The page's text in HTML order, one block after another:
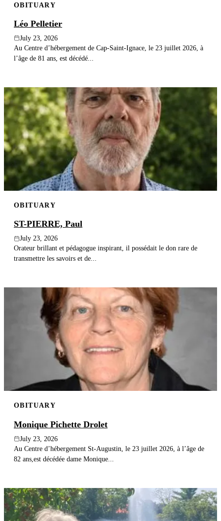
OBITUARY
Léo Pelletier
July 23, 2026
Au Centre d’hébergement de Cap-Saint-Ignace, le 23 juillet 2026, à
l’âge de 81 ans, est décédé...
OBITUARY
ST-PIERRE, Paul
July 23, 2026
Orateur brillant et pédagogue inspirant, il possédait le don rare de
transmettre les savoirs et de...
OBITUARY
Monique Pichette Drolet
July 23, 2026
Au Centre d’hébergement St-Augustin, le 23 juillet 2026, à l’âge de
82 ans,est décédée dame Monique...